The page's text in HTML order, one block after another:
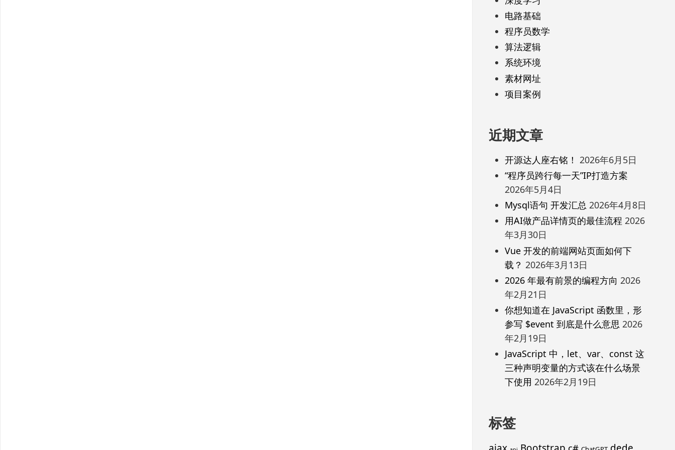
电路基础
程序员数学
算法逻辑
系统环境
素材网址
项目案例
近期文章
开源达人座右铭！ 2026年6月5日
“程序员跨行每一天”IP打造方案
2026年5月4日
Mysql语句 开发汇总 2026年4月8日
用AI做产品详情页的最佳流程 2026
年3月30日
Vue 开发的前端网站页面如何下
载？ 2026年3月13日
2026 年最有前景的编程方向 2026
年2月21日
你想知道在 JavaScript 函数里，形
参写 $event 到底是什么意思 2026
年2月19日
JavaScript 中，let、var、const 这
三种声明变量的方式该在什么场景
下使用 2026年2月19日
标签